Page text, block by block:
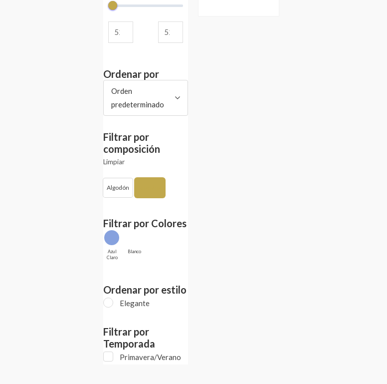
Ordenar por
Orden
predeterminado
Filtrar por
composición
Limpiar
Algodón
Filtrar por Colores
Azul
Claro
Blanco
Ordenar por estilo
Elegante
Filtrar por
Temporada
Primavera/Verano